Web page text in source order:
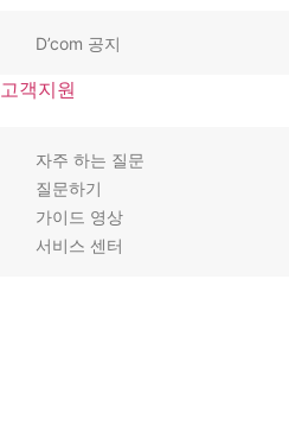
D’com 공지
고객지원
자주 하는 질문
질문하기
가이드 영상
서비스 센터